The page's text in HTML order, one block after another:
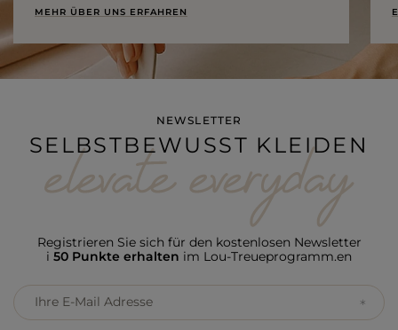
MEHR ÜBER UNS ERFAHREN
NEWSLETTER
SELBSTBEWUSST KLEIDEN
Registrieren Sie sich für den kostenlosen Newsletter
i 50 Punkte erhalten im Lou-Treueprogramm.en
Ihre E-Mail Adresse